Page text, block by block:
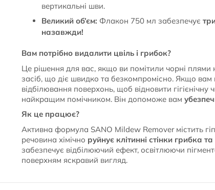
вертикальні шви.
Великий об’єм: Флакон 750 мл забезпечує
назавжди!
Вам потрібно видалити цвіль і грибок?
Це рішення для вас, якщо ви помітили чорні
засіб, що діє швидко та безкомпромісно. Якщо вам
відбілювання поверхонь, щоб відновити
найкращим помічником. Він допоможе вам
Як це працює?
Активна формула SANO Mildew Remover містить
речовина хімічно руйнує клітинні стінки грибка та
забезпечує відбілюючий ефект, освітлюючи
поверхням яскравий вигляд.